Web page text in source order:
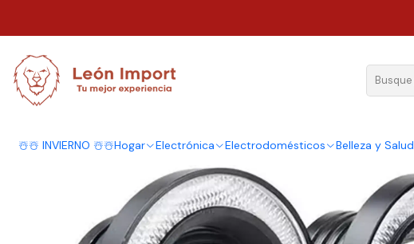
☃️☃️ INVIERNO ☃️☃️Hogar Electrónica Electrodomésticos Belleza y Salud